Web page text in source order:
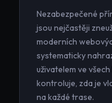
Nezabezpečené
jsou nejčastěji
moderních
systematicky
uživatelem ve
kontroluje, zda je
na každé trase.